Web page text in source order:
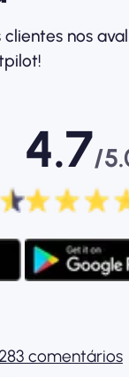
nos
4.7/
comentários